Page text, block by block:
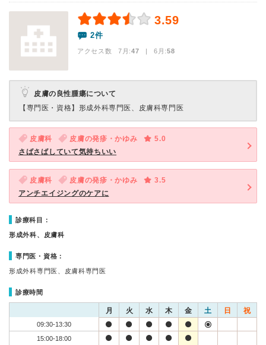
3.59
2件
アクセス数 7月:47 | 6月:58
皮膚の良性腫瘍について
【専門医・資格】 形成外科専門医、皮膚科専門医
皮膚科 皮膚の発疹・かゆみ
5.0
さばさばしていて気持ちいい
皮膚科 皮膚の発疹・かゆみ
3.5
アンチエイジングのケアに
診療科目：
形成外科、皮膚科
専門医・資格：
形成外科専門医、皮膚科専門医
診療時間
月 火 水 木 金 土 日 祝
09:30-13:30
15:00-18:00